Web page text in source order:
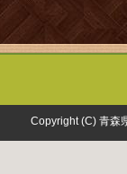
Copyright (C) 青森